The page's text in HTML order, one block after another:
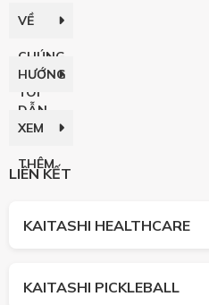
VỀ
CHÚNG
TÔI
HƯỚNG
DẪN
XEM
THÊM
LIÊN KẾT
KAITASHI HEALTHCARE
KAITASHI PICKLEBALL